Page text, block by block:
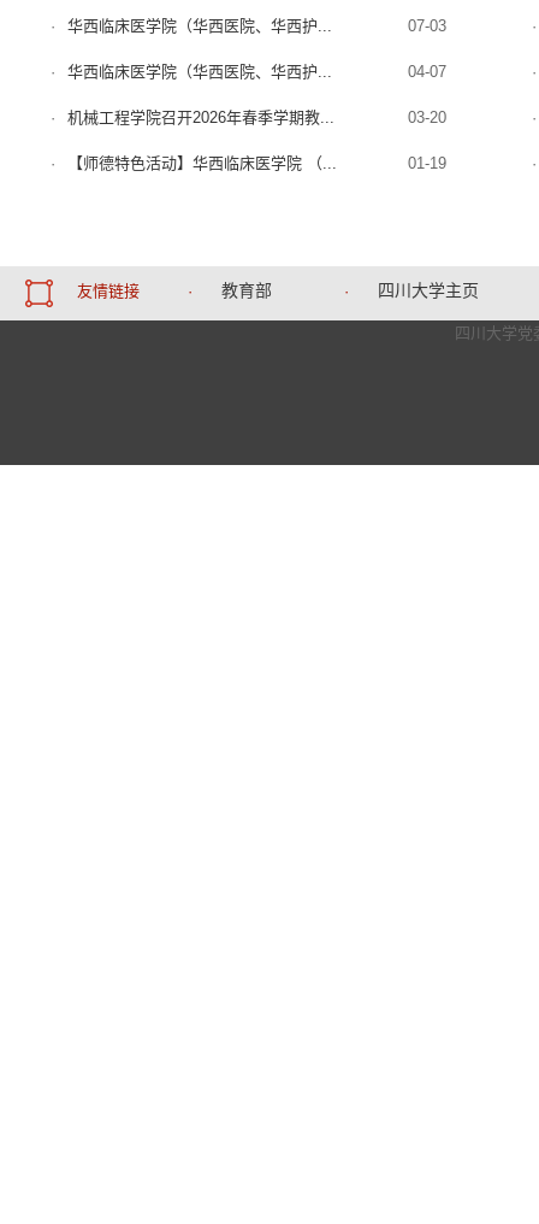
· 华西临床医学院（华西医院、华西护... 07-03
· 华西临床医学院（华西医院、华西护... 04-07
· 机械工程学院召开2026年春季学期教... 03-20
· 【师德特色活动】华西临床医学院 （... 01-19
·
·
·
·
友情链接 · 教育部 · 四川大学主页
四川大学